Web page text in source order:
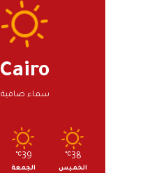
Cairo
سماء صافية
38
℃
الخميس
39
℃
الجمعة